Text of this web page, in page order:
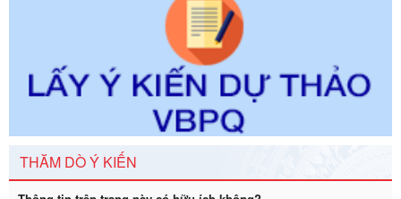
3014/QĐ-UBND
Tên: Quyết định về việc công bố danh mục thủ tục hành
chính ban hành mới, sửa đổi bổ sung trong lĩnh vực hỗ trợ
đầu tư, lĩnh vực đấu thầu lựa chọn nhà thầu thuộc thẩm
quyền giải quyết của Sở Tài chính và Ban Quản lý Khu kinh
tế Đông Nam Nghệ An
Ngày ban hành: 23/09/2026
Số kí hiệu:
292/2026/NĐ-CP
Tên: Nghị định số 292/2026/NĐ-CP của Chính phủ: Quy
định chi tiết một số điều và biện pháp để tổ chức, hướng
THĂM DÒ Ý KIẾN